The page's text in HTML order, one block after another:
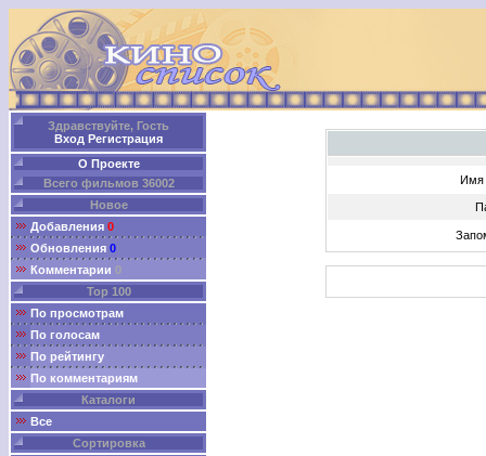
Здравствуйте, Гость
Вход Регистрация
О Проекте
Всего фильмов 36002
Новое
Добавления 0
Обновления 0
Комментарии 0
Top 100
По просмотрам
По голосам
По рейтингу
По комментариям
Каталоги
Все
Сортировка
Имя